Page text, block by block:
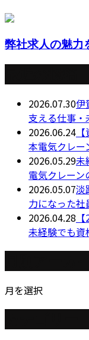
弊社求人の魅力
2026.07.30伊
支える仕事・
2026.06.24
本電気クレー
2026.05.29未
電気クレー
2026.05.07淡
力になった社
2026.04.28
未経験でも資
月を選択